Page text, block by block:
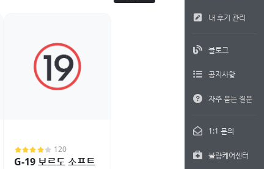
내 후기 관리
블로그
공지사항
자주 묻는 질문
1:1 문의
불량케어센터
120
G-19 보르도 소프트